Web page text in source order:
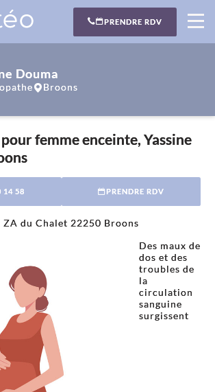
PRENDRE RDV
Douma
Broons
femme enceinte, Yassine
14 58 PRENDRE RDV
ZA du Chalet 22250 Broons
Des maux de
dos et des
troubles de
la
circulation
sanguine
surgissent